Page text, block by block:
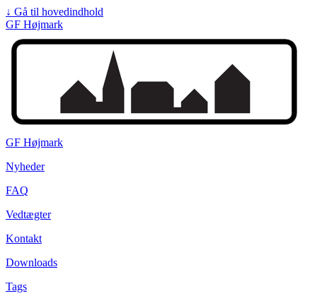
↓ Gå til hovedindhold
GF Højmark
GF Højmark
Nyheder
FAQ
Vedtægter
Kontakt
Downloads
Tags